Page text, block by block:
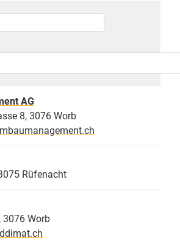
AG
8, 3076 Worb
Rüfenacht
3076 Worb